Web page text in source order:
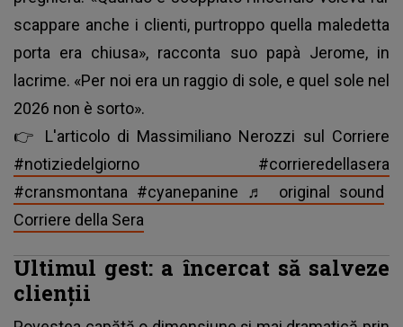
scappare anche i clienti, purtroppo quella maledetta
porta era chiusa», racconta suo papà Jerome, in
lacrime. «Per noi era un raggio di sole, e quel sole nel
2026 non è sorto».
👉 L'articolo di Massimiliano Nerozzi sul Corriere
#notiziedelgiorno #corrieredellasera
#cransmontana #cyanepanine ♬ original sound
Corriere della Sera
Ultimul gest: a încercat să salveze
clienții